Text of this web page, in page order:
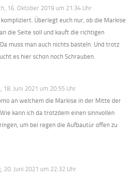
16. Oktober 2019 um 21:34 Uhr
kompliziert. Überlegt euch nur, ob die Markise
die Seite soll und kauft die richtigen
muss man auch nichts basteln. Und trotz
es hier schon noch Schrauben.
18. Juni 2021 um 20:55 Uhr
an welchem die Markise in der Mitte der
kann ich da trotzdem einen sinnvollen
um bei regen die Aufbautür offen zu
20. Juni 2021 um 22:32 Uhr